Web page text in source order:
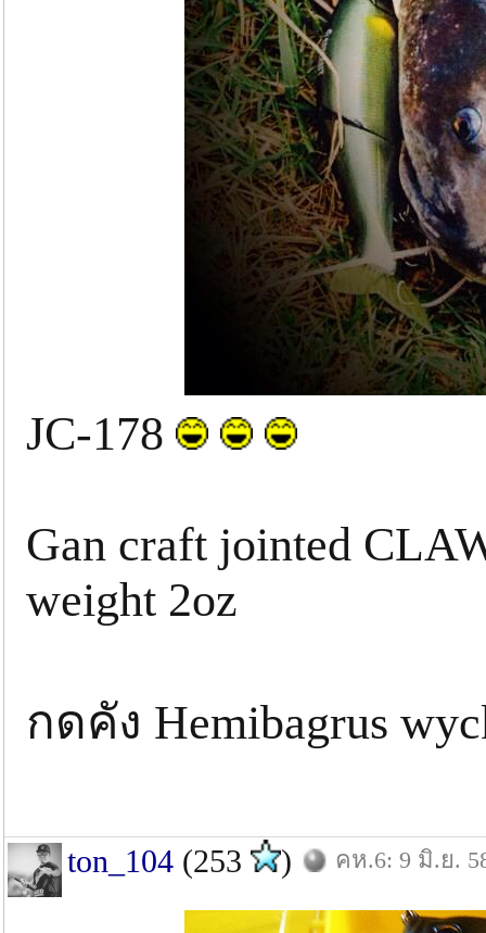
JC-178
Gan craft jointed
weight 2oz
กดคัง Hemibagrus
ton_104 (253 ) คห.6: 9 มิ.ย.